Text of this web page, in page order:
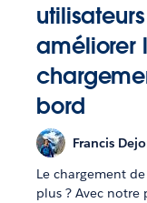
améliorer
bord
Francis
Le chargement
plus ? Avec notre